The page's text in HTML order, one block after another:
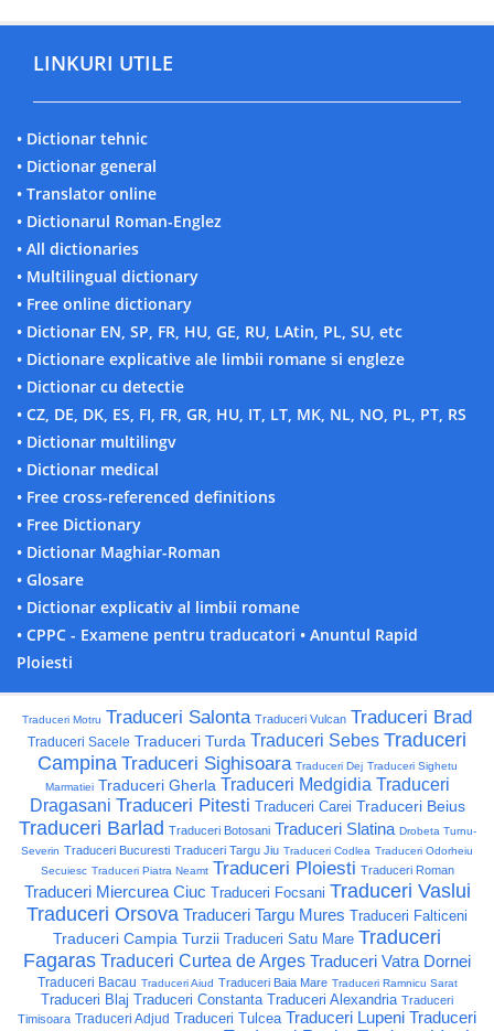
LINKURI UTILE
• Dictionar tehnic
• Dictionar general
• Translator online
• Dictionarul Roman-Englez
• All dictionaries
• Multilingual dictionary
• Free online dictionary
• Dictionar EN, SP, FR, HU, GE, RU, LAtin, PL, SU, etc
• Dictionare explicative ale limbii romane si engleze
• Dictionar cu detectie
• CZ, DE, DK, ES, FI, FR, GR, HU, IT, LT, MK, NL, NO, PL, PT, RS
• Dictionar multilingv
• Dictionar medical
• Free cross-referenced definitions
• Free Dictionary
• Dictionar Maghiar-Roman
• Glosare
• Dictionar explicativ al limbii romane
• CPPC - Examene pentru traducatori • Anuntul Rapid
Ploiesti
Traduceri Motru Traduceri Salonta Traduceri Vulcan Traduceri Brad
Traduceri Sacele Traduceri Turda Traduceri Sebes Traduceri
Campina Traduceri Sighisoara Traduceri Dej Traduceri Sighetu
Marmatiei Traduceri Gherla Traduceri Medgidia Traduceri
Dragasani Traduceri Pitesti Traduceri Carei Traduceri Beius
Traduceri Barlad Traduceri Botosani Traduceri Slatina Drobeta Turnu-
Severin Traduceri Bucuresti Traduceri Targu Jiu Traduceri Codlea Traduceri Odorheiu
Secuiesc Traduceri Piatra Neamt Traduceri Ploiesti Traduceri Roman
Traduceri Miercurea Ciuc Traduceri Focsani Traduceri Vaslui
Traduceri Orsova Traduceri Targu Mures Traduceri Falticeni
Traduceri Campia Turzii Traduceri Satu Mare Traduceri
Fagaras Traduceri Curtea de Arges Traduceri Vatra Dornei
Traduceri Bacau Traduceri Aiud Traduceri Baia Mare Traduceri Ramnicu Sarat
Traduceri Blaj Traduceri Constanta Traduceri Alexandria Traduceri
Timisoara Traduceri Adjud Traduceri Tulcea Traduceri Lupeni Traduceri